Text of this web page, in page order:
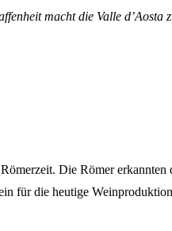
macht die Valle d’Aosta
Die Römer erkannten
für die heutige